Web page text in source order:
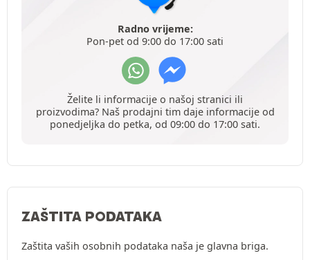
Radno vrijeme:
Pon-pet od 9:00 do 17:00 sati
Želite li informacije o našoj stranici ili
proizvodima? Naš prodajni tim daje informacije od
ponedjeljka do petka, od 09:00 do 17:00 sati.
ZAŠTITA PODATAKA
Zaštita vaših osobnih podataka naša je glavna briga.